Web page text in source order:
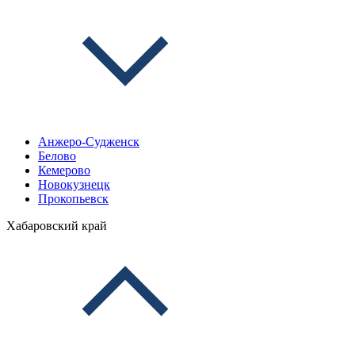
Анжеро-Судженск
Белово
Кемерово
Новокузнецк
Прокопьевск
Хабаровский край